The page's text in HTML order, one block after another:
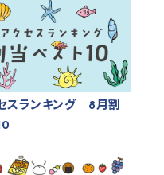
スランキング 8月割